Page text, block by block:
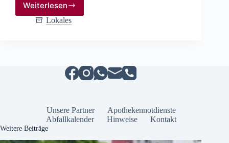
Weiterlesen
Raab
Karcher
erweitert
Handwerker
und
Lokales
Unsere Partner
Apothekennotdienste
Abfallkalender
Hinweise Kontakt
Weitere Beiträge